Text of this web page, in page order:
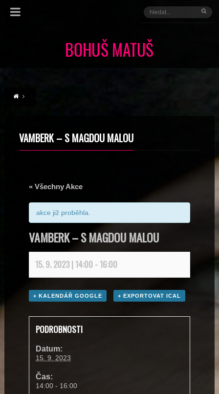
VAMBERK – S MAGDOU MALOU
« Všechny Akce
akce již proběhla.
VAMBERK – S MAGDOU MALOU
15. 9. 2023 | 14:00- 16:00
+ KALENDÁŘ GOOGLE + EXPORTOVAT ICAL
PODROBNOSTI
Datum:
15. 9. 2023
Čas:
14:00 - 16:00